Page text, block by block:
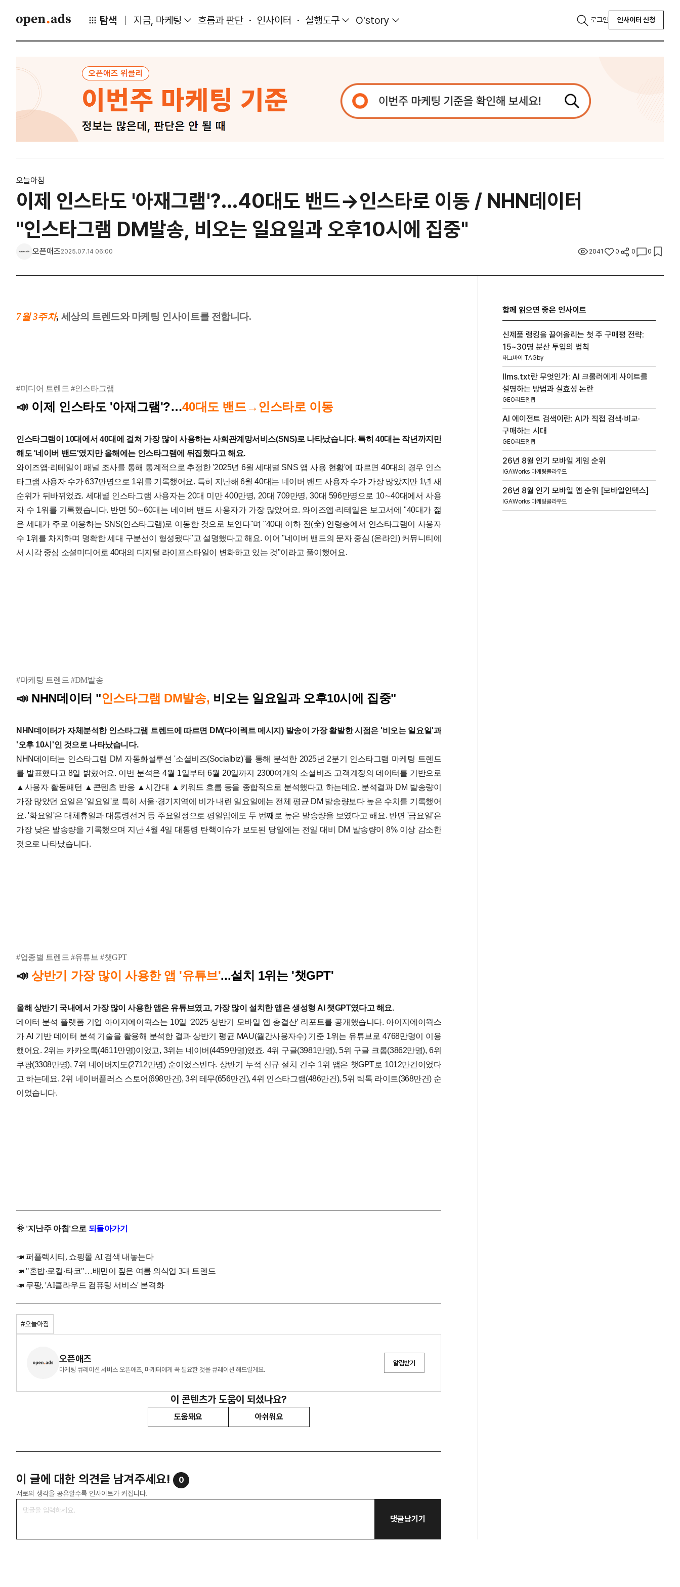
탐색 지금, 마케팅 흐름과 판단 인사이터 실행도구 O'story 로그인 인사이터 신청
오늘아침
이제 인스타도 '아재그램'?…40대도 밴드→인스타로 이동 / NHN데이터
"인스타그램 DM발송, 비오는 일요일과 오후10시에 집중"
오픈애즈2025.07.14 06:00 2041 0 0 0
7월 3주차, 세상의 트렌드와 마케팅 인사이트를 전합니다.
#미디어 트렌드 #인스타그램
📣 이제 인스타도 '아재그램'?…40대도 밴드→인스타로 이동
인스타그램이 10대에서 40대에 걸쳐 가장 많이 사용하는 사회관계망서비스(SNS)로 나타났습니다. 특히 40대는 작년까지만
해도 '네이버 밴드'였지만 올해에는 인스타그램에 뒤집혔다고 해요.
와이즈앱·리테일이 패널 조사를 통해 통계적으로 추정한 '2025년 6월 세대별 SNS 앱 사용 현황'에 따르면 40대의 경우 인스
타그램 사용자 수가 637만명으로 1위를 기록했어요. 특히 지난해 6월 40대는 네이버 밴드 사용자 수가 가장 많았지만 1년 새
순위가 뒤바뀌었죠. 세대별 인스타그램 사용자는 20대 미만 400만명, 20대 709만명, 30대 596만명으로 10∼40대에서 사용
자 수 1위를 기록했습니다. 반면 50∼60대는 네이버 밴드 사용자가 가장 많았어요. 와이즈앱·리테일은 보고서에 "40대가 젊
은 세대가 주로 이용하는 SNS(인스타그램)로 이동한 것으로 보인다"며 "40대 이하 전(全) 연령층에서 인스타그램이 사용자
수 1위를 차지하며 명확한 세대 구분선이 형성됐다"고 설명했다고 해요. 이어 "네이버 밴드의 문자 중심 (온라인) 커뮤니티에
서 시각 중심 소셜미디어로 40대의 디지털 라이프스타일이 변화하고 있는 것"이라고 풀이했어요.
#마케팅 트렌드 #DM발송
📣 NHN데이터 "인스타그램 DM발송, 비오는 일요일과 오후10시에 집중"
NHN데이터가 자체분석한 인스타그램 트렌드에 따르면 DM(다이렉트 메시지) 발송이 가장 활발한 시점은 '비오는 일요일'과
'오후 10시'인 것으로 나타났습니다.
NHN데이터는 인스타그램 DM 자동화설루션 '소셜비즈(Socialbiz)'를 통해 분석한 2025년 2분기 인스타그램 마케팅 트렌드
를 발표했다고 8일 밝혔어요. 이번 분석은 4월 1일부터 6월 20일까지 2300여개의 소셜비즈 고객계정의 데이터를 기반으로
▲사용자 활동패턴 ▲콘텐츠 반응 ▲시간대 ▲키워드 흐름 등을 종합적으로 분석했다고 하는데요. 분석결과 DM 발송량이
가장 많았던 요일은 '일요일'로 특히 서울·경기지역에 비가 내린 일요일에는 전체 평균 DM 발송량보다 높은 수치를 기록했어
요. '화요일'은 대체휴일과 대통령선거 등 주요일정으로 평일임에도 두 번째로 높은 발송량을 보였다고 해요. 반면 '금요일'은
가장 낮은 발송량을 기록했으며 지난 4월 4일 대통령 탄핵이슈가 보도된 당일에는 전일 대비 DM 발송량이 8% 이상 감소한
것으로 나타났습니다.
#업종별 트렌드 #유튜브 #챗GPT
📣 상반기 가장 많이 사용한 앱 '유튜브'...설치 1위는 '챗GPT'
올해 상반기 국내에서 가장 많이 사용한 앱은 유튜브였고, 가장 많이 설치한 앱은 생성형 AI 챗GPT였다고 해요.
데이터 분석 플랫폼 기업 아이지에이웍스는 10일 ‘2025 상반기 모바일 앱 총결산’ 리포트를 공개했습니다. 아이지에이웍스
가 AI 기반 데이터 분석 기술을 활용해 분석한 결과 상반기 평균 MAU(월간사용자수) 기준 1위는 유튜브로 4768만명이 이용
했어요. 2위는 카카오톡(4611만명)이었고, 3위는 네이버(4459만명)였죠. 4위 구글(3981만명), 5위 구글 크롬(3862만명), 6위
쿠팡(3308만명), 7위 네이버지도(2712만명) 순이었스빈다. 상반기 누적 신규 설치 건수 1위 앱은 챗GPT로 1012만건이었다
고 하는데요. 2위 네이버플러스 스토어(698만건), 3위 테무(656만건), 4위 인스타그램(486만건), 5위 틱톡 라이트(368만건) 순
이었습니다.
🌞 '지난주 아침'으로 되돌아가기
📣 퍼플렉시티, 쇼핑몰 AI 검색 내놓는다
📣 "혼밥·로컬·타코"…배민이 짚은 여름 외식업 3대 트렌드
📣 쿠팡, 'AI클라우드 컴퓨팅 서비스' 본격화
#오늘아침
오픈애즈
마케팅 큐레이션 서비스 오픈애즈, 마케터에게 꼭 필요한 것을 큐레이션 해드릴게요.
알림받기
이 콘텐츠가 도움이 되셨나요?
도움돼요 아쉬워요
이 글에 대한 의견을 남겨주세요! 0
서로의 생각을 공유할수록 인사이트가 커집니다.
댓글남기기
함께 읽으면 좋은 인사이트
신제품 랭킹을 끌어올리는 첫 주 구매평 전략:
15~30명 분산 투입의 법칙
태그바이 TAGby
llms.txt란 무엇인가: AI 크롤러에게 사이트를
설명하는 방법과 실효성 논란
GEO리드젠랩
AI 에이전트 검색이란: AI가 직접 검색·비교·
구매하는 시대
GEO리드젠랩
26년 8월 인기 모바일 게임 순위
IGAWorks 마케팅클라우드
26년 8월 인기 모바일 앱 순위 [모바일인덱스]
IGAWorks 마케팅클라우드